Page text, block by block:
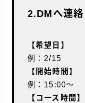
2.DMへ連絡
【希望日】
例：2/15
【開始時間】
例：15:00〜
【コース時間】